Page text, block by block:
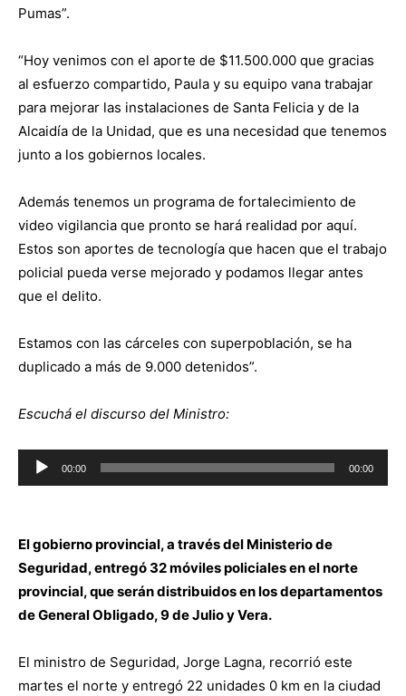
Pumas”.
“Hoy venimos con el aporte de $11.500.000 que gracias
al esfuerzo compartido, Paula y su equipo vana trabajar
para mejorar las instalaciones de Santa Felicia y de la
Alcaidía de la Unidad, que es una necesidad que tenemos
junto a los gobiernos locales.
Además tenemos un programa de fortalecimiento de
video vigilancia que pronto se hará realidad por aquí.
Estos son aportes de tecnología que hacen que el trabajo
policial pueda verse mejorado y podamos llegar antes
que el delito.
Estamos con las cárceles con superpoblación, se ha
duplicado a más de 9.000 detenidos”.
Escuchá el discurso del Ministro:
Reproductor
de
00:00 00:00
El gobierno provincial, a través del Ministerio de
Seguridad, entregó 32 móviles policiales en el norte
provincial, que serán distribuidos en los departamentos
de General Obligado, 9 de Julio y Vera.
El ministro de Seguridad, Jorge Lagna, recorrió este
martes el norte y entregó 22 unidades 0 km en la ciudad